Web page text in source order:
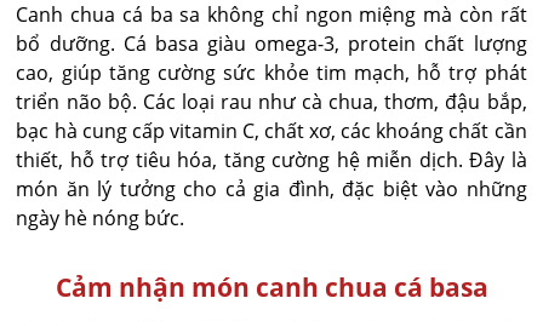
Canh chua cá ba sa không chỉ ngon miệng mà còn rất
bổ dưỡng. Cá basa giàu omega-3, protein chất lượng
cao, giúp tăng cường sức khỏe tim mạch, hỗ trợ phát
triển não bộ. Các loại rau như cà chua, thơm, đậu bắp,
bạc hà cung cấp vitamin C, chất xơ, các khoáng chất cần
thiết, hỗ trợ tiêu hóa, tăng cường hệ miễn dịch. Đây là
món ăn lý tưởng cho cả gia đình, đặc biệt vào những
ngày hè nóng bức.
Cảm nhận món canh chua cá basa